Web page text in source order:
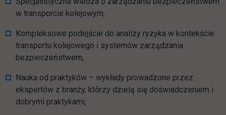
w transporcie kolejowym,
Kompleksowe podejście do analizy ryzyka w kontekście
transportu kolejowego i systemów zarządzania
bezpieczeństwem,
Nauka od praktyków – wykłady prowadzone przez
ekspertów z branży, którzy dzielą się doświadczeniem i
dobrymi praktykami,